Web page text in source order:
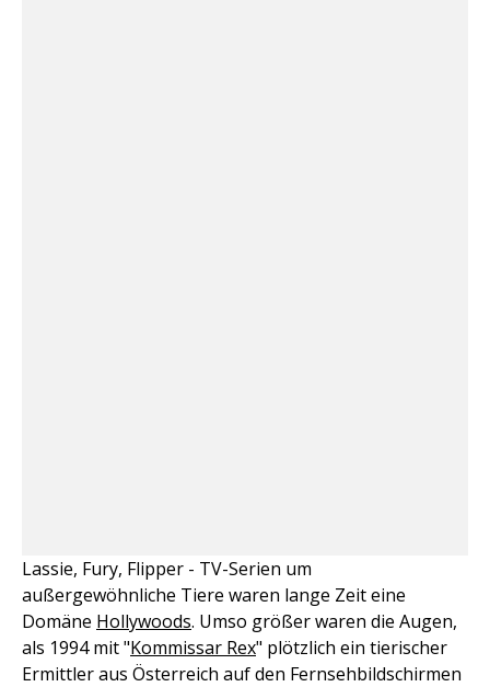
Lassie, Fury, Flipper - TV-Serien um
außergewöhnliche Tiere waren lange Zeit eine
Domäne Hollywoods. Umso größer waren die Augen,
als 1994 mit "Kommissar Rex" plötzlich ein tierischer
Ermittler aus Österreich auf den Fernsehbildschirmen